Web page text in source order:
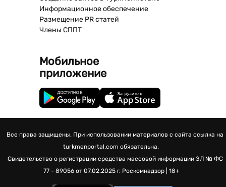
Информационное обеспечение
Размещение PR статей
Члены СППТ
Мобильное
приложение
Все права защищены. При использовании материалов с сайта ссылка на
turkmenportal.com обязательна.
Свидетельство о регистрации средства массовой информации ЭЛ № ФС
77 - 89056 от 07.02.2025 г. Роскомнадзор | 18+